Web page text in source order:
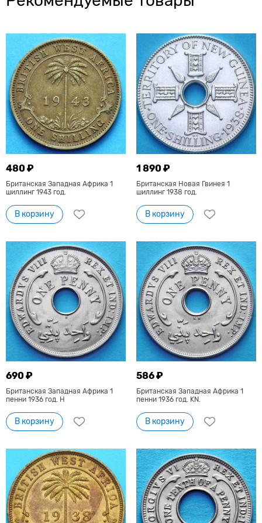
480 ₽
Британская Западная Африка 1
шиллинг 1943 год.
В корзину
1 890 ₽
Британская Новая Гвинея 1
шиллинг 1938 год.
В корзину
690 ₽
Британская Западная Африка 1
пенни 1936 год. Н
В корзину
586 ₽
Британская Западная Африка 1
пенни 1936 год. KN.
В корзину